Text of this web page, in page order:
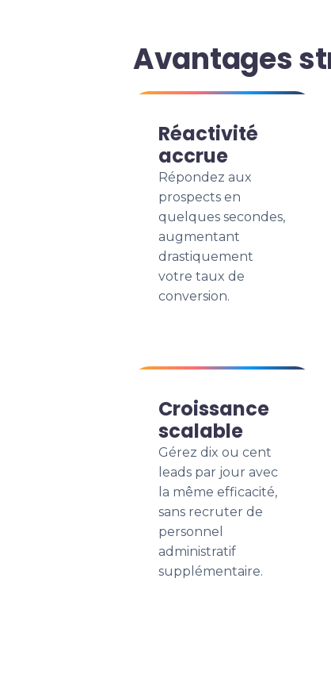
Avantages
Réactivité
accrue
Répondez aux
prospects en
quelques secondes,
augmentant
drastiquement
votre taux de
conversion.
Croissance
scalable
Gérez dix ou cent
leads par jour avec
la même efficacité,
sans recruter de
personnel
administratif
supplémentaire.